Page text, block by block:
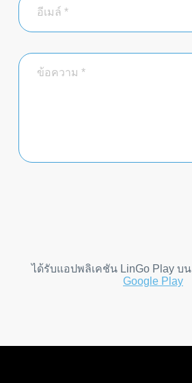
ได้รับแอปพลิเคชัน LinGo Play บน
Google Play